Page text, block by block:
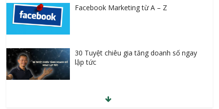
Facebook Marketing từ A – Z
30 Tuyệt chiêu gia tăng doanh số ngay
lập tức
Kiếm tiền online với Clickbank